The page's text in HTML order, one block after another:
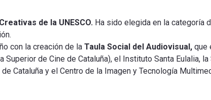
de la UNESCO. Ha sido elegida en la categoría
con la creación de la Taula Social del Audiovisual, que
de Cine de Cataluña), el Instituto Santa Eulalia,
Cataluña y el Centro de la Imagen y Tecnología